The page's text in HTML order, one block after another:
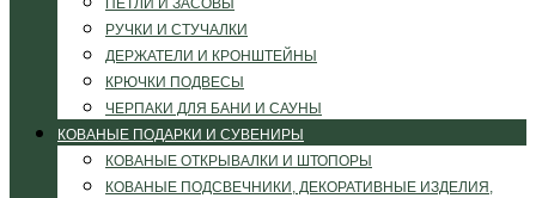
РУЧКИ И СТУЧАЛКИ
ДЕРЖАТЕЛИ И КРОНШТЕЙНЫ
КРЮЧКИ ПОДВЕСЫ
ЧЕРПАКИ ДЛЯ БАНИ И САУНЫ
КОВАНЫЕ ПОДАРКИ И СУВЕНИРЫ
КОВАНЫЕ ОТКРЫВАЛКИ И ШТОПОРЫ
КОВАНЫЕ ПОДСВЕЧНИКИ, ДЕКОРАТИВНЫЕ ИЗДЕЛИЯ,